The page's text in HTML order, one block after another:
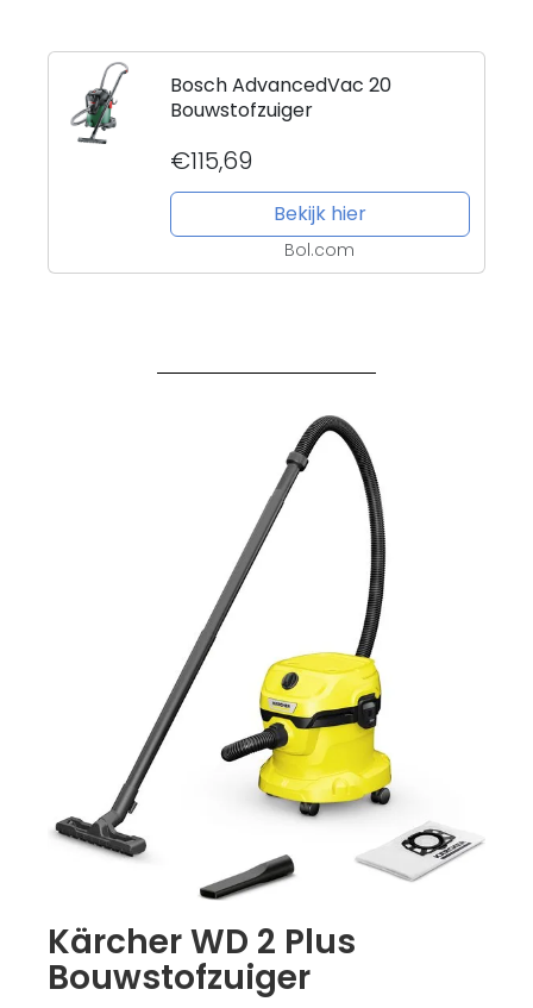
Bosch AdvancedVac 20
Bouwstofzuiger
€115,69
Bekijk hier
Bol.com
Kärcher WD 2 Plus
Bouwstofzuiger